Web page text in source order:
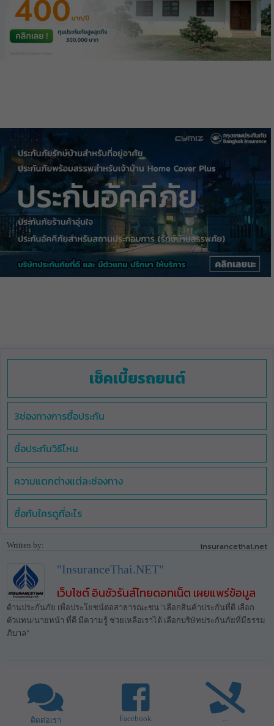
เช็คเบี้ยรถยนต์
3ช่องทางการซื้อประกัน
ซื้อประกันวิธีไหน
ความแตกต่างแต่ละช่องทาง
ซื้อกับใครดูที่อะไร
Written by: insurancethai.net
"InsuranceThai.NET"
เว็บไซต์ อินชัวรันส์ไทยดอทเน็ต เผยแพร่ข้อมูล
ด้านประกันภัย เพื่อประโยชน์ต่อสาธารณะชน "เลือกสินค้าประกันที่ดี เลือก
ตัวแทน/นายหน้า ที่ดี มีความรู้ ช่วยเหลือเราได้ เลือกบริษัทประกันภัยที่มีธรรม
ภิบาล"
ติดต่อเรา Facebook ...